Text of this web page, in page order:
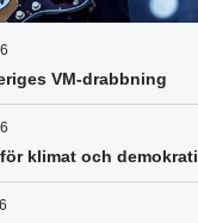
VM-drabbning
klimat och demokrati